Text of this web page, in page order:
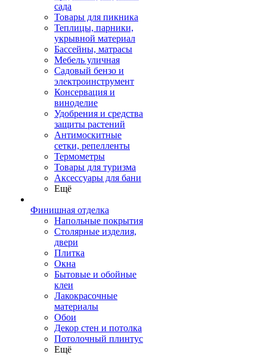
сада
Товары для пикника
Теплицы, парники,
укрывной материал
Бассейны, матрасы
Мебель уличная
Садовый бензо и
электроинструмент
Консервация и
виноделие
Удобрения и средства
защиты растений
Антимоскитные
сетки, репелленты
Термометры
Товары для туризма
Аксессуары для бани
Ещё
Финишная отделка
Напольные покрытия
Столярные изделия,
двери
Плитка
Окна
Бытовые и обойные
клеи
Лакокрасочные
материалы
Обои
Декор стен и потолка
Потолочный плинтус
Ещё